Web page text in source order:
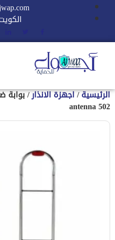
الرئيسية/اجهزة الانذار
antenna 502